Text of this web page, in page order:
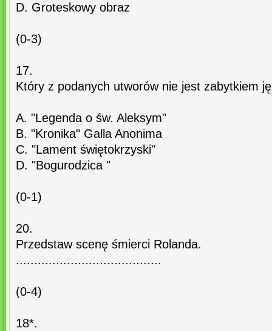
D. Groteskowy obraz
(0-3)
17.
Który z podanych utworów nie jest zabytkiem
A. "Legenda o św. Aleksym"
B. "Kronika" Galla Anonima
C. "Lament świętokrzyski"
D. "Bogurodzica "
(0-1)
20.
Przedstaw scenę śmierci Rolanda.
........................................
(0-4)
18*.